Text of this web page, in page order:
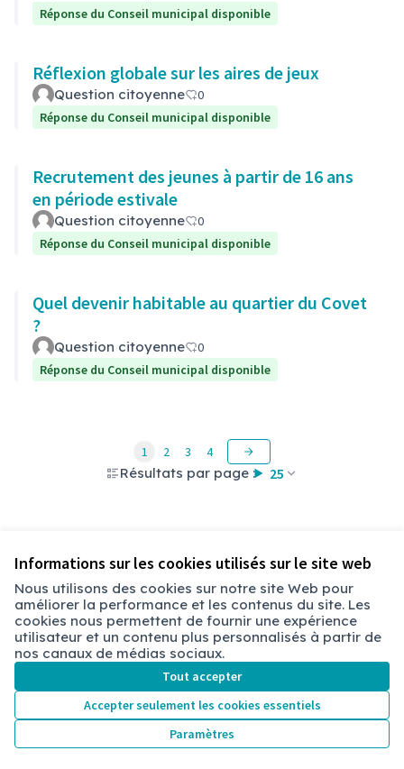
Informations sur les cookies utilisés sur le site web
Nous utilisons des cookies sur notre site Web pour
améliorer la performance et les contenus du site. Les
cookies nous permettent de fournir une expérience
utilisateur et un contenu plus personnalisés à partir de
nos canaux de médias sociaux.
Tout accepter
Accepter seulement les cookies essentiels
Paramètres
Réponse du Conseil municipal disponible
Réflexion globale sur les aires de jeux
Question citoyenne
0
Réponse du Conseil municipal disponible
Recrutement des jeunes à partir de 16 ans
en période estivale
Question citoyenne
0
Réponse du Conseil municipal disponible
Quel devenir habitable au quartier du Covet
?
Question citoyenne
0
Réponse du Conseil municipal disponible
Résultats par page : 25
1 2 3 4
Conditions d'utilisation
Paramètres des cookies
Chambéry sur X
(Lien externe)
Chambéry sur Facebook
Chambéry sur Instagram
Site réalisé grâce aulogiciel libre Decidim .
Licence
(Lien